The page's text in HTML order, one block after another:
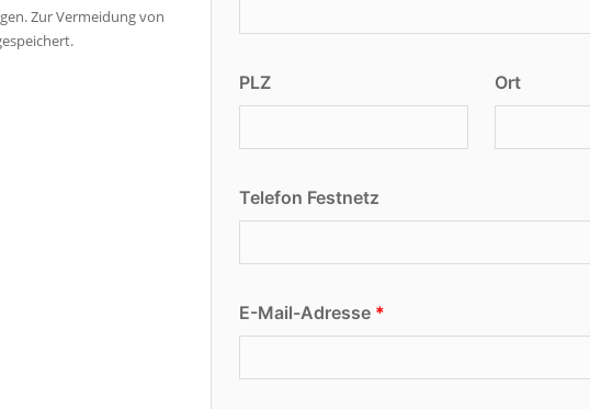
Zur Vermeidung von
PLZ Ort
Telefon Festnetz
E-Mail-Adresse